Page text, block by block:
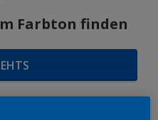
Farbton finden